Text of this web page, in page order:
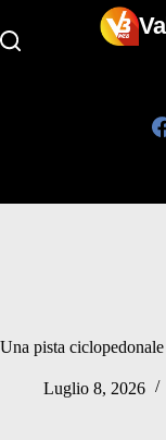
Una pista
Luglio 8, 2026